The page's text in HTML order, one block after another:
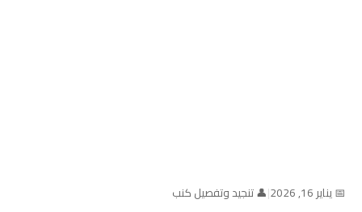
📅 يناير 16, 2026 |👤 تنجيد وتفصيل كنب